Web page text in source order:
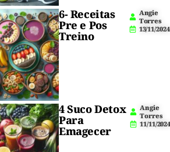
6- Receitas
Pre e Pos
Treino
Angie
Torres
13/11/2024
4 Suco Detox
Para
Emagecer
Angie
Torres
11/11/2024